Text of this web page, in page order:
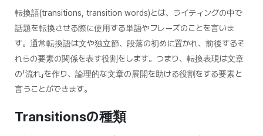
転換語(transitions, transition words)とは、ライティングの中で
話題を転換させる際に使用する単語やフレーズのことを言いま
す。通常転換語は文や独立節、段落の初めに置かれ、前後するそ
れらの要素の関係を表す役割をします。つまり、転換表現は文章
の「流れ」を作り、論理的な文章の展開を助ける役割をする要素と
言うことができます。
Transitionsの種類